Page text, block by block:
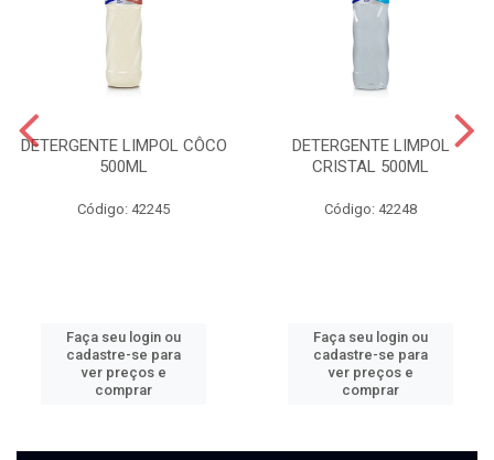
DETERGENTE LIMPOL CÔCO
500ML
Código: 42245
Faça seu login ou
cadastre-se para
ver preços e
comprar
DETERGENTE LIMPOL
CRISTAL 500ML
Código: 42248
Faça seu login ou
cadastre-se para
ver preços e
comprar